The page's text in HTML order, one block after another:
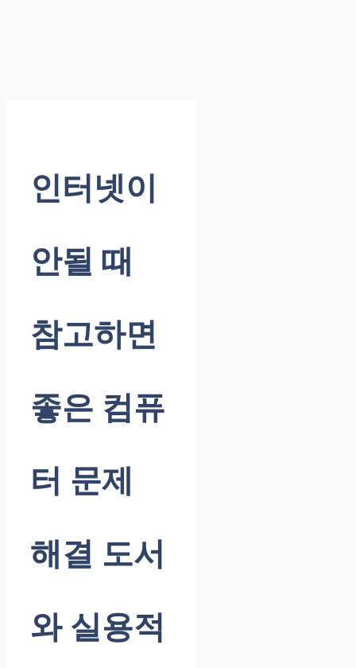
인터넷이
안될 때
참고하면
좋은 컴퓨
터 문제
해결 도서
와 실용적